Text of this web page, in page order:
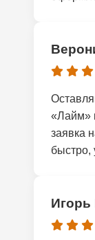
«Лайм»
заявка
быстро,
Игорь